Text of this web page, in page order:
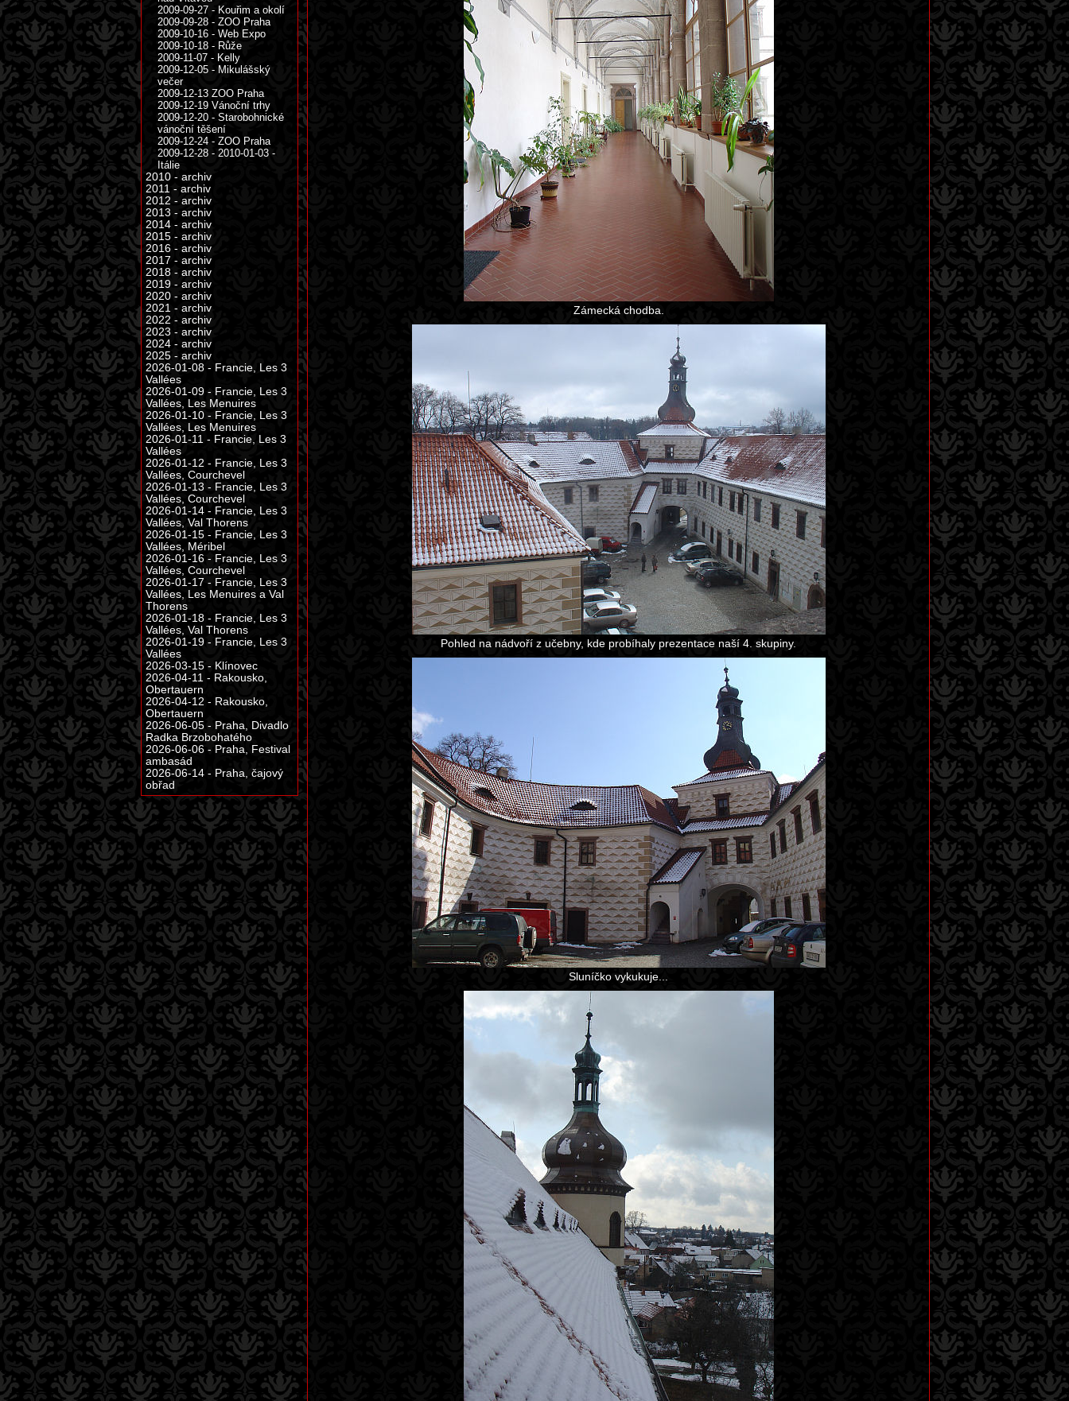
Zámecká chodba.
Pohled na nádvoří z učebny, kde probíhaly prezentace naší 4. skupiny.
Sluníčko vykukuje...
2009-09-27 - Kouřim a okolí
2009-09-28 - ZOO Praha
2009-10-16 - Web Expo
2009-10-18 - Růže
2009-11-07 - Kelly
2009-12-05 - Mikulášský
večer
2009-12-13 ZOO Praha
2009-12-19 Vánoční trhy
2009-12-20 - Starobohnické
vánoční těšení
2009-12-24 - ZOO Praha
2009-12-28 - 2010-01-03 -
Itálie
2010 - archiv
2011 - archiv
2012 - archiv
2013 - archiv
2014 - archiv
2015 - archiv
2016 - archiv
2017 - archiv
2018 - archiv
2019 - archiv
2020 - archiv
2021 - archiv
2022 - archiv
2023 - archiv
2024 - archiv
2025 - archiv
2026-01-08 - Francie, Les 3
Vallées
2026-01-09 - Francie, Les 3
Vallées, Les Menuires
2026-01-10 - Francie, Les 3
Vallées, Les Menuires
2026-01-11 - Francie, Les 3
Vallées
2026-01-12 - Francie, Les 3
Vallées, Courchevel
2026-01-13 - Francie, Les 3
Vallées, Courchevel
2026-01-14 - Francie, Les 3
Vallées, Val Thorens
2026-01-15 - Francie, Les 3
Vallées, Méribel
2026-01-16 - Francie, Les 3
Vallées, Courchevel
2026-01-17 - Francie, Les 3
Vallées, Les Menuires a Val
Thorens
2026-01-18 - Francie, Les 3
Vallées, Val Thorens
2026-01-19 - Francie, Les 3
Vallées
2026-03-15 - Klínovec
2026-04-11 - Rakousko,
Obertauern
2026-04-12 - Rakousko,
Obertauern
2026-06-05 - Praha, Divadlo
Radka Brzobohatého
2026-06-06 - Praha, Festival
ambasád
2026-06-14 - Praha, čajový
obřad